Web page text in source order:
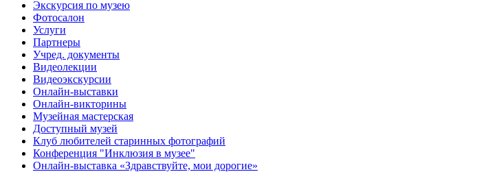
Экскурсия по музею
Фотосалон
Услуги
Партнеры
Учред. документы
Видеолекции
Видеоэкскурсии
Онлайн-выставки
Онлайн-викторины
Музейная мастерская
Доступный музей
Клуб любителей старинных фотографий
Конференция "Инклюзия в музее"
Онлайн-выставка «Здравствуйте, мои дорогие»